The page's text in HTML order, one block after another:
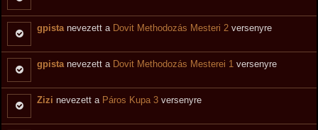
gpistanevezett a Dovit Methodozás Mesteri 2 versenyre
gpistanevezett a Dovit Methodozás Mesterei 1 versenyre
Zizi nevezett a Páros Kupa 3 versenyre